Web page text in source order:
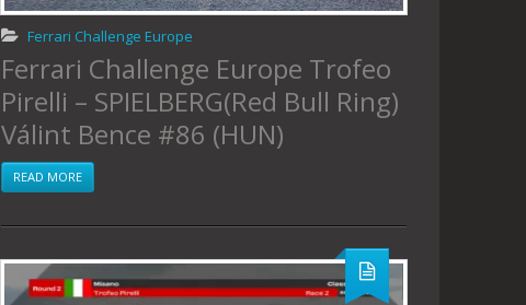
Ferrari Challenge Europe
Ferrari Challenge Europe Trofeo
Pirelli – SPIELBERG(Red Bull Ring)
Válint Bence #86 (HUN)
READ MORE